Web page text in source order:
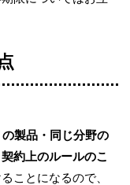
製品・同じ分野の
約上のルールのこ
ことになるので、